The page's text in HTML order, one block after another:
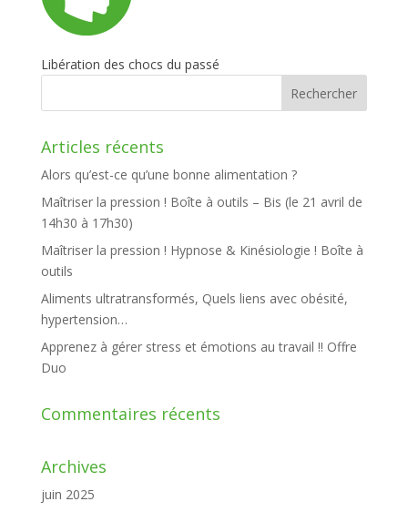
Libération des chocs du passé
Articles récents
Alors qu’est-ce qu’une bonne alimentation ?
Maîtriser la pression ! Boîte à outils – Bis (le 21 avril de
14h30 à 17h30)
Maîtriser la pression ! Hypnose & Kinésiologie ! Boîte à
outils
Aliments ultratransformés, Quels liens avec obésité,
hypertension…
Apprenez à gérer stress et émotions au travail !! Offre
Duo
Commentaires récents
Archives
juin 2025